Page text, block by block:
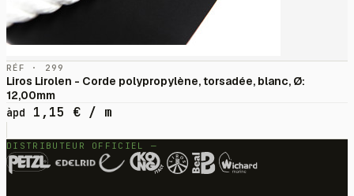
RÉF · 299
Liros Lirolen - Corde polypropylène, torsadée, blanc, Ø:
12,00mm
àpd
1,15 € / m
DISTRIBUTEUR OFFICIEL —